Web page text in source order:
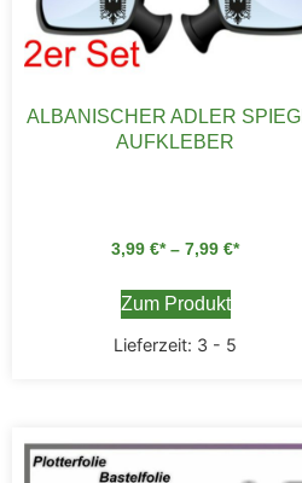
ALBANISCHER ADLER
AUFKLEBER
3,99 € – 7,99 €
Zum Produkt
Lieferzeit: 3 - 5